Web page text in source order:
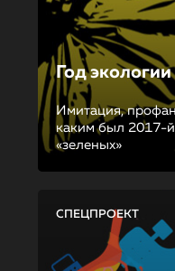
Год экологии
Имитация,
каким был 2017-й
«зеленых»
СПЕЦПРОЕКТ